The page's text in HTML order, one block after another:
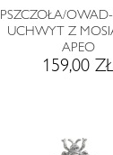
PSZCZOŁA/
UCHWYT Z
APEO
159,00 ZŁ